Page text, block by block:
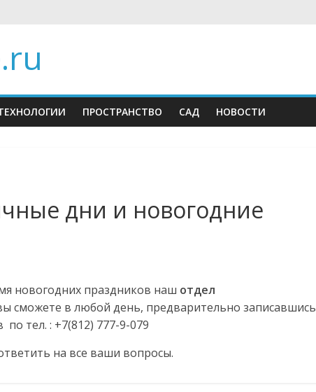
ПРОСТРАНСТВО САД НОВОСТИ
дни и новогодние
новогодних праздников наш отдел
сможете в любой день, предварительно записавшись
тел. : +7(812) 777-9-079
на все ваши вопросы.